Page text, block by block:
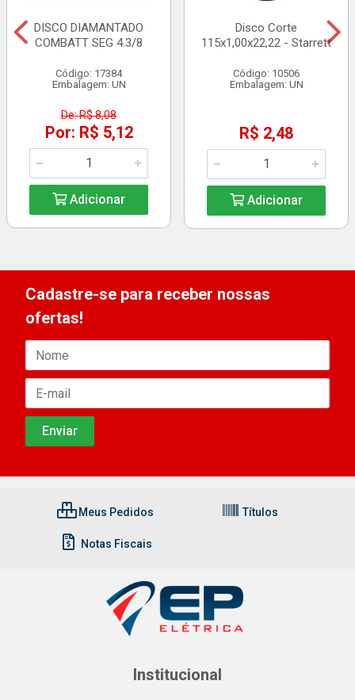
DISCO DIAMANTADO
COMBATT SEG 4.3/8
Código: 17384
Embalagem: UN
De: R$ 8,08
Por: R$ 5,12
Adicionar
Disco Corte
115x1,00x22,22 - Starrett
Código: 10506
Embalagem: UN
R$ 2,48
Adicionar
Cadastre-se para receber nossas
ofertas!
Meus Pedidos Títulos
Notas Fiscais
Institucional